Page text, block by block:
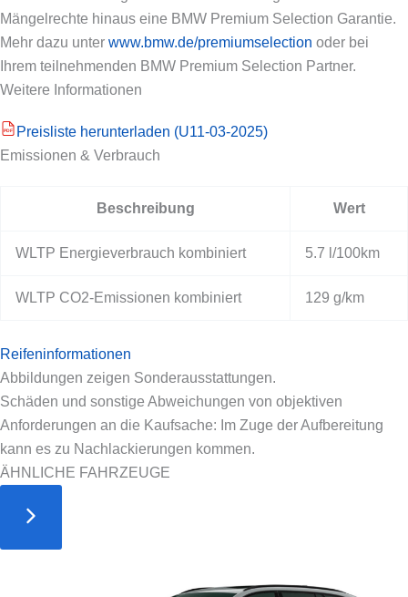
Mängelrechte hinaus eine BMW Premium Selection Garantie.
Mehr dazu unter www.bmw.de/premiumselection oder bei
Ihrem teilnehmenden BMW Premium Selection Partner.
Weitere Informationen
PDF
Preisliste herunterladen (U11-03-2025)
Emissionen & Verbrauch
Beschreibung Wert
WLTP Energieverbrauch kombiniert 5.7 l/100km
WLTP CO2-Emissionen kombiniert 129 g/km
Reifeninformationen
Abbildungen zeigen Sonderausstattungen.
Schäden und sonstige Abweichungen von objektiven
Anforderungen an die Kaufsache: Im Zuge der Aufbereitung
kann es zu Nachlackierungen kommen.
ÄHNLICHE FAHRZEUGE